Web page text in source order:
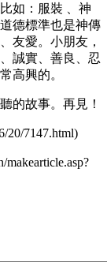
如：服裝 、神
德標準也是神傳
友愛。小朋友，
誠實、善良、忍
高興的。
的故事。再見！
20/7147.html)